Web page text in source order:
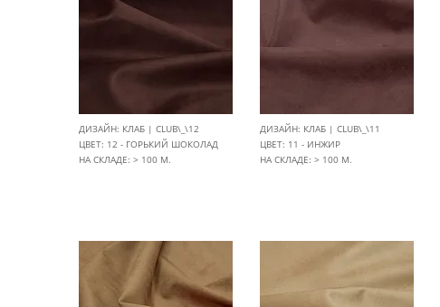
ДИЗАЙН: КЛАБ | CLUB\_\12
ЦВЕТ: 12 - ГОРЬКИЙ ШОКОЛАД
НА СКЛАДЕ: > 100 М.
ДИЗАЙН: КЛАБ | CLUB\_\11
ЦВЕТ: 11 - ИНЖИР
НА СКЛАДЕ: > 100 М.